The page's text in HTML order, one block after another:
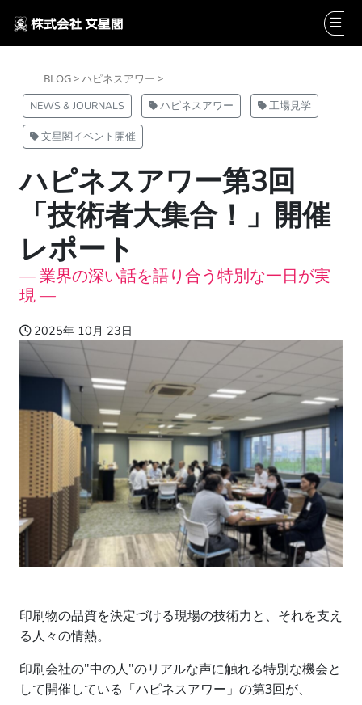
BLOG >ハピネスアワー >
NEWS & JOURNALS ハピネスアワー 工場見学
文星閣イベント開催
ハピネスアワー第3回
「技術者大集合！」開催
レポート
— 業界の深い話を語り合う特別な一日が実
現 —
2025年 10月 23日
印刷物の品質を決定づける現場の技術力と、それを支え
る人々の情熱。
印刷会社の"中の人"のリアルな声に触れる特別な機会と
して開催している「ハピネスアワー」の第3回が、